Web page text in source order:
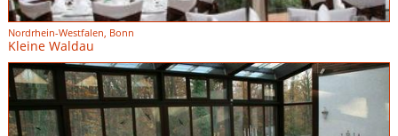
Nordrhein-Westfalen, Bonn
Kleine Waldau